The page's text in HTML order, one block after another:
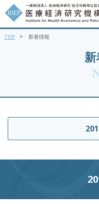
TOP > 新着情報